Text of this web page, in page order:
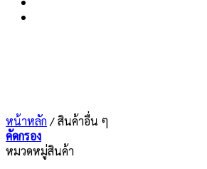
หน้าหลัก /สินค้าอื่น ๆ
คัดกรอง
หมวดหมู่สินค้า